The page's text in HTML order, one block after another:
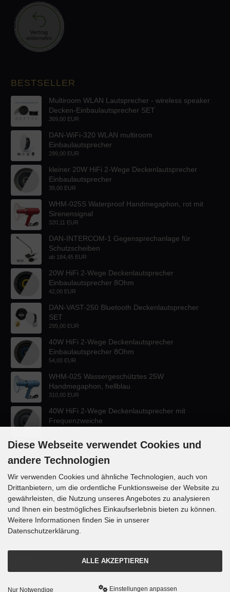
BESTSELLER
Multiroom WLAN Lautsprecher - wireless speaker
Decken-Einbaulautsprecher SET
369,00 EUR
DAN-WiFi-320 WLAN multiroom
Einbaulautsprecher
299,00 EUR
kleiner 20W HiFi 2-Wege Deckenlautsprecher
Einbaulautsprecher
39,00 EUR
WHM-025S Waterproof Handmegaphon, rot mit
Sirenensignal
320,11 EUR
DAN-INTERCOM-1 Gegensprechanlage für
Schutzscheiben
ab 184,45 EUR
20W HiFi 2-Wege Deckenlautsprecher
Einbaulautsprecher 8Ohm
42,00 EUR
DAN-VAST-250 Bluetooth Deckenlautsprecher
SET
295,00 EUR
40W HiFi 2-Wege Deckenlautsprecher
Einbaulautsprecher 8Ohm
54,00 EUR
WHM-025 Wassergeschütztes 25W
Handmegaphon, hellblau
310,00 EUR
40W HiFi 2-Wege Deckenlautsprecher mit
Frequenzweiche
KONTAKT
Lautsprecher-OnlineShop.de
Rübekampstr. 35
46117 Oberhausen
Telefon +49 (0) 208 / 874188
Email info@danyluk.de
Diese Webseite verwendet Cookies und
andere Technologien
Wir verwenden Cookies und ähnliche Technologien, auch von
Drittanbietern, um die ordentliche Funktionsweise der Website zu
gewährleisten, die Nutzung unseres Angebotes zu analysieren
und Ihnen ein bestmögliches Einkaufserlebnis bieten zu können.
Weitere Informationen finden Sie in unserer
Datenschutzerklärung.
ALLE AKZEPTIEREN
Nur Notwendige Einstellungen anpassen